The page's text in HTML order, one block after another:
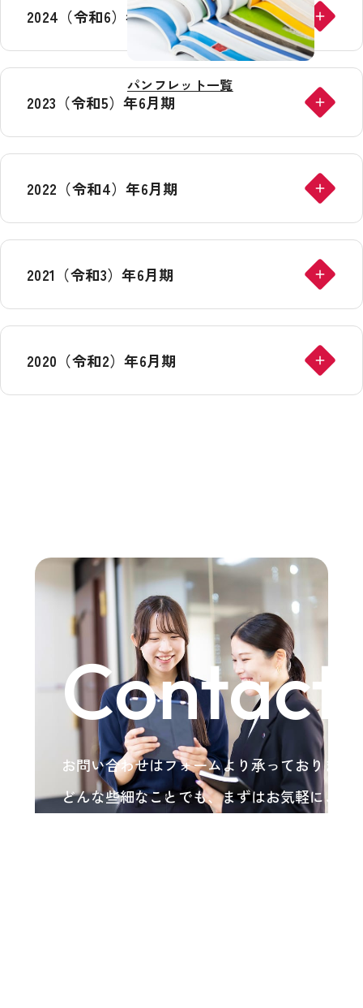
2024（令和6）年6月期
2023（令和5）年6月期
2022（令和4）年6月期
2021（令和3）年6月期
2020（令和2）年6月期
パンフレット一覧
Contact
お問い合わせはフォームより承っております
どんな些細なことでも、まずはお気軽にご相